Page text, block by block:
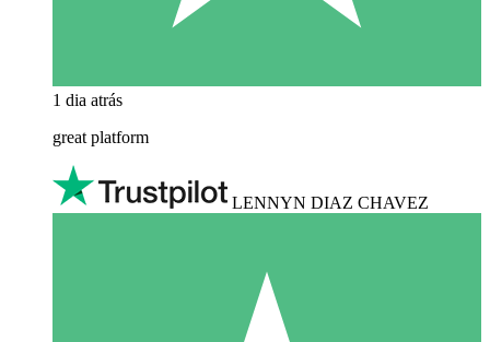
1 dia atrás
great platform
LENNYN DIAZ CHAVEZ